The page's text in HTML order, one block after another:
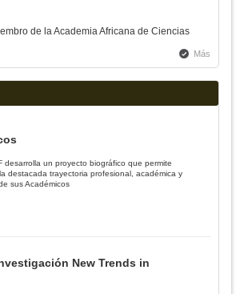
de la Academia Africana de Ciencias
Más
desarrolla un proyecto biográfico que permite
destacada trayectoria profesional, académica y
sus Académicos
New Trends in